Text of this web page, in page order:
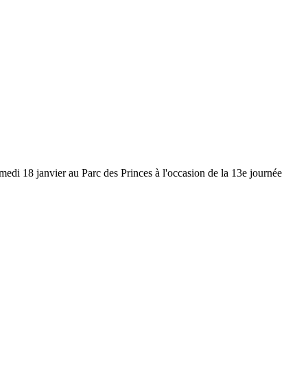
18 janvier au Parc des Princes à l'occasion de la 13e journée